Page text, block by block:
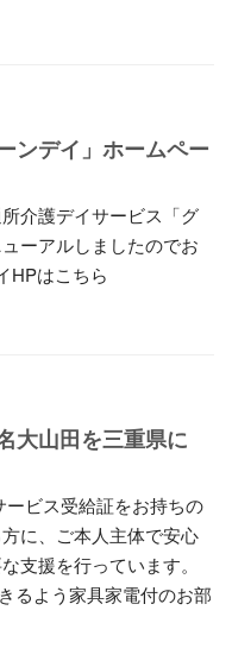
ンデイ」ホームペー
介護デイサービス「グ
ーアルしましたのでお
HPはこちら
大山田を三重県に
ービス受給証をお持ちの
に、ご本人主体で安心
支援を行っています。
るよう家具家電付のお部